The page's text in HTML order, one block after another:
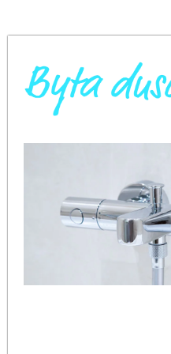
BYTA VARMVATTENBEREDARE
BYTA BLANDARE I HANDFAT